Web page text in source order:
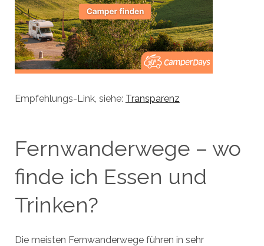
Empfehlungs-Link, siehe: Transparenz
Fernwanderwege – wo
finde ich Essen und
Trinken?
Die meisten Fernwanderwege führen in sehr